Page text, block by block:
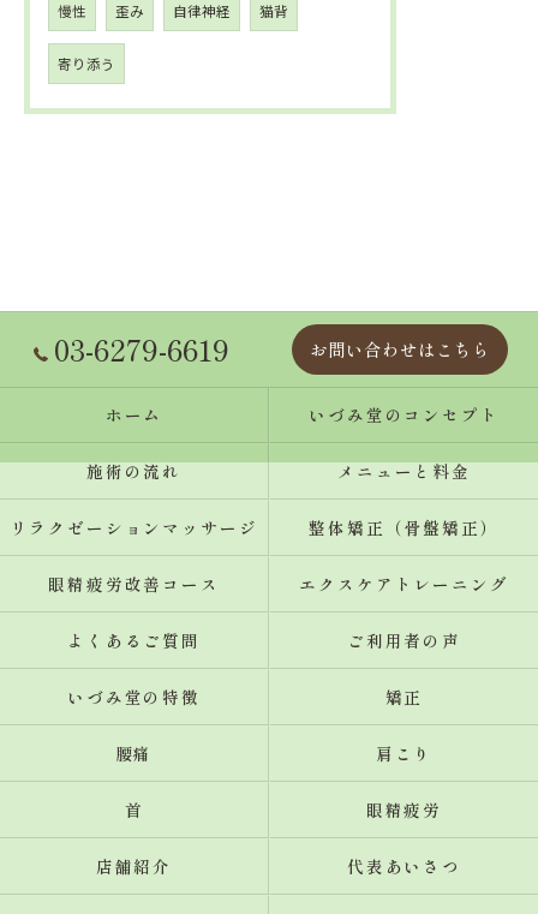
慢性 歪み 自律神経 猫背
寄り添う
03-6279-6619 お問い合わせはこちら
ホーム いづみ堂のコンセプト
施術の流れ メニューと料金
リラクゼーションマッサージ 整体矯正（骨盤矯正）
眼精疲労改善コース エクスケアトレーニング
よくあるご質問 ご利用者の声
いづみ堂の特徴 矯正
腰痛 肩こり
首 眼精疲労
店舗紹介 代表あいさつ